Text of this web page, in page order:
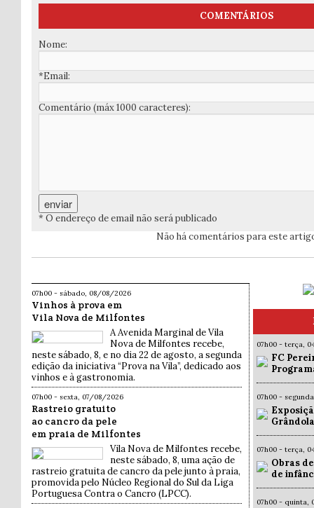
COMENTÁRIOS
Nome:
*Email:
Comentário (máx 1000 caracteres):
* O endereço de email não será publicado
Não há comentários para este
07h00 - sábado, 08/08/2026
Vinhos à prova em
Vila Nova de Milfontes
A Avenida Marginal de Vila
Nova de Milfontes recebe,
neste sábado, 8, e no dia 22 de agosto, a segunda
edição da iniciativa “Prova na Vila”, dedicado aos
vinhos e à gastronomia.
07h00 - sexta, 07/08/2026
Rastreio gratuito
ao cancro da pele
em praia de Milfontes
Vila Nova de Milfontes recebe,
neste sábado, 8, uma ação de
rastreio gratuita de cancro da pele junto à praia,
promovida pelo Núcleo Regional do Sul da Liga
Portuguesa Contra o Cancro (LPCC).
07h00 - terça,
FC
07h00 -
07h00 - terça,
Obras
de
07h00 - quinta,